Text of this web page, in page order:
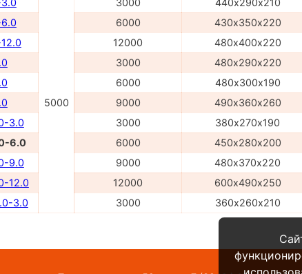
5000
3000 440х290х210
6000 430х350х220
12000 480х400х220
3000 480х290х220
6000 480х300х190
9000 490х360х260
3.0 3000 380х270х190
6.0
6000 450х280х200
9.0
9000 480х370х220
12.0
12000 600х490х250
3.0
3000 360х260х210